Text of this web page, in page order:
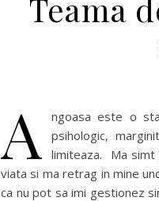
Teama
A
ngoasa este o
psihologic,
limiteaza. Ma simt
viata si ma retrag in mine
ca nu pot sa imi gestionez